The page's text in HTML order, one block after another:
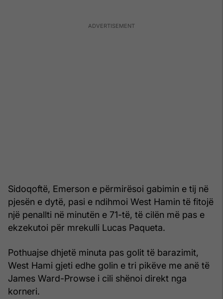
Sidoqoftë, Emerson e përmirësoi gabimin e tij në
pjesën e dytë, pasi e ndihmoi West Hamin të fitojë
një penallti në minutën e 71-të, të cilën më pas e
ekzekutoi për mrekulli Lucas Paqueta.
Pothuajse dhjetë minuta pas golit të barazimit,
West Hami gjeti edhe golin e tri pikëve me anë të
James Ward-Prowse i cili shënoi direkt nga
korneri.